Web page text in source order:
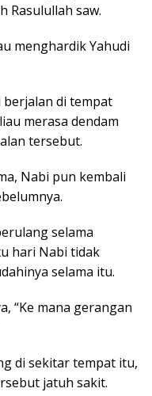
Rasulullah saw.
menghardik Yahudi
berjalan di tempat
merasa dendam
tersebut.
Nabi pun kembali
selama
hari Nabi tidak
selama itu.
“Ke mana gerangan
di sekitar tempat itu,
jatuh sakit.